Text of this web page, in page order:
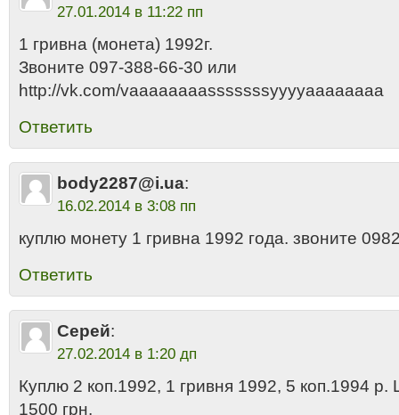
27.01.2014 в 11:22 пп
1 гривна (монета) 1992г.
Звоните 097-388-66-30 или
http://vk.com/vaaaaaaaasssssssyyyyaaaaaaaa
Ответить
body2287@i.ua:
16.02.2014 в 3:08 пп
куплю монету 1 гривна 1992 года. звоните
Ответить
Серей:
27.02.2014 в 1:20 дп
Куплю 2 коп.1992, 1 гривня 1992, 5 коп.1994 р.
1500 грн.